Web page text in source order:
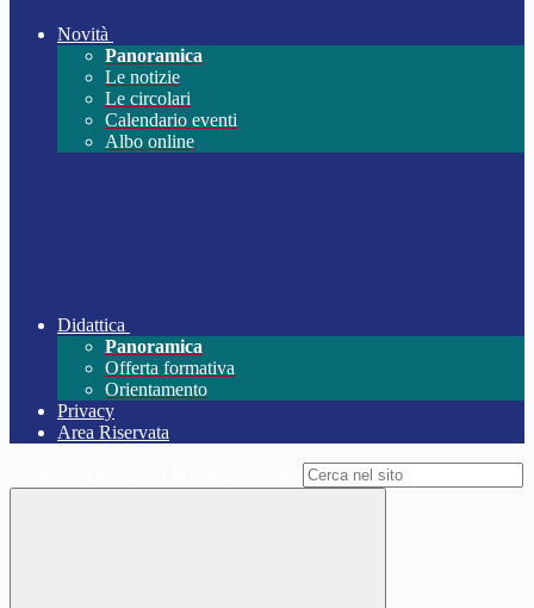
Novità
Panoramica
Le notizie
Le circolari
Calendario eventi
Albo online
Didattica
Panoramica
Offerta formativa
Orientamento
Privacy
Area Riservata